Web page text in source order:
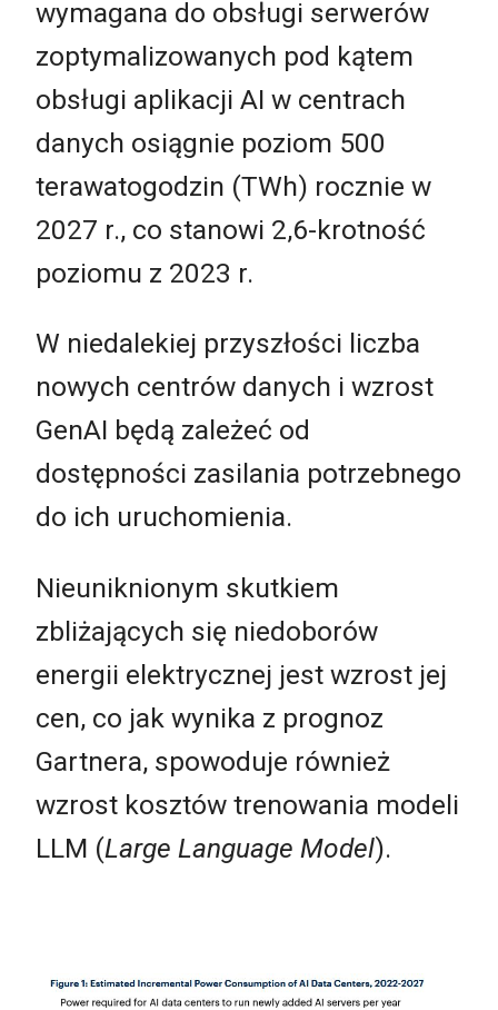
wymagana do obsługi serwerów
zoptymalizowanych pod kątem
obsługi aplikacji AI w centrach
danych osiągnie poziom 500
terawatogodzin (TWh) rocznie w
2027 r., co stanowi 2,6-krotność
poziomu z 2023 r.
W niedalekiej przyszłości liczba
nowych centrów danych i wzrost
GenAI będą zależeć od
dostępności zasilania potrzebnego
do ich uruchomienia.
Nieuniknionym skutkiem
zbliżających się niedoborów
energii elektrycznej jest wzrost jej
cen, co jak wynika z prognoz
Gartnera, spowoduje również
wzrost kosztów trenowania modeli
LLM (Large Language Model).